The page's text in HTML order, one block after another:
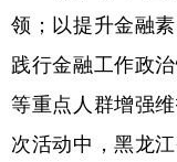
辽宁
浙江
领；以提升金融
践行金融工作政
等重点人群增强
次活动中，黑龙